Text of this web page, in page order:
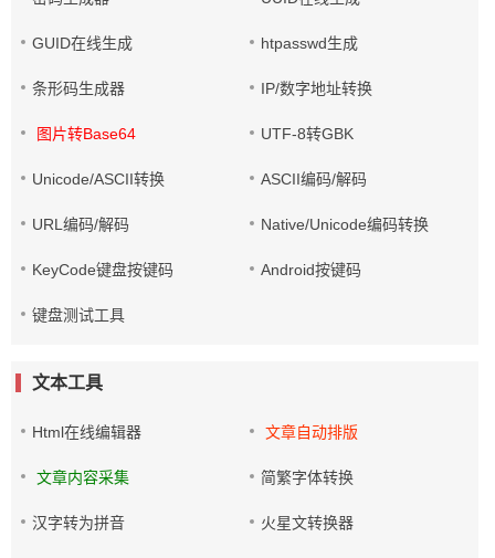
GUID在线生成 htpasswd生成
条形码生成器 IP/数字地址转换
图片转Base64 UTF-8转GBK
Unicode/ASCII转换 ASCII编码/解码
URL编码/解码 Native/Unicode编码转换
KeyCode键盘按键码 Android按键码
键盘测试工具
文本工具
Html在线编辑器 文章自动排版
文章内容采集 简繁字体转换
汉字转为拼音 火星文转换器